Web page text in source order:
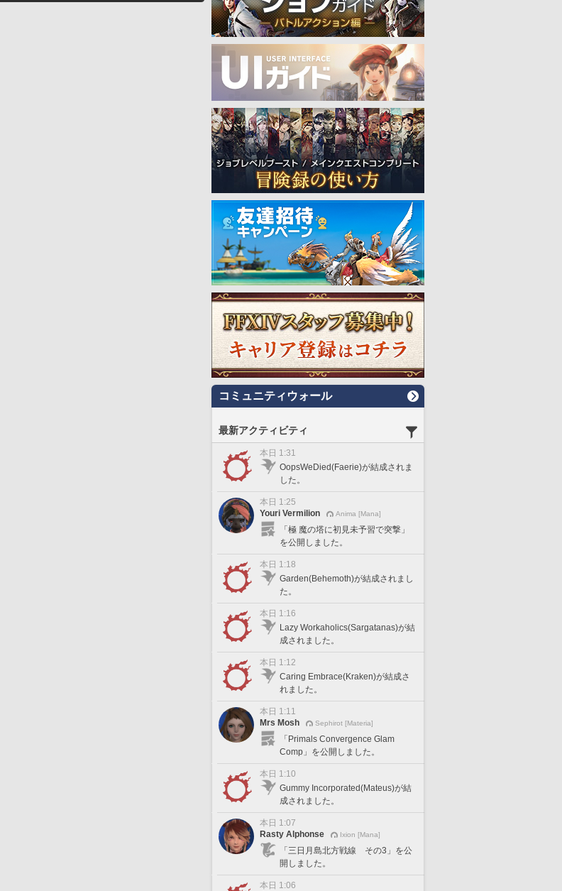
コミュニティウォール
最新アクティビティ
本日 1:31
OopsWeDied(Faerie)が結成されま
した。
本日 1:25
Youri Vermilion
Anima [Mana]
「極 魔の塔に初見未予習で突撃」
を公開しました。
本日 1:18
Garden(Behemoth)が結成されまし
た。
本日 1:16
Lazy Workaholics(Sargatanas)が結
成されました。
本日 1:12
Caring Embrace(Kraken)が結成さ
れました。
本日 1:11
Mrs Mosh
Sephirot [Materia]
「Primals Convergence Glam
Comp」を公開しました。
本日 1:10
Gummy Incorporated(Mateus)が結
成されました。
本日 1:07
Rasty Alphonse
Ixion [Mana]
「三日月島北方戦線 その3」を公
開しました。
本日 1:06